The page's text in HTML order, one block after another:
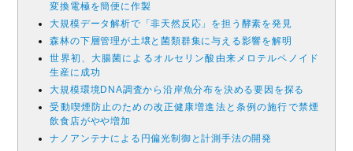
変換電極を簡便に作製
大規模データ解析で「非天然反応」を担う酵素を発見
森林の下層管理が⼟壌と菌類群集に与える影響を解明
世界初、大腸菌によるオルセリン酸由来メロテルペノイド
生産に成功
大規模環境DNA調査から沿岸魚分布を決める要因を探る
受動喫煙防止のための改正健康増進法と条例の施行で禁煙
飲食店がやや増加
ナノアンテナによる円偏光制御と計測手法の開発